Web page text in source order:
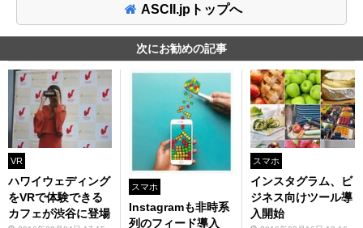
ASCII.jpトップへ
次にお勧めの記事
VR
ハワイウェディング
をVRで体験できる
カフェが渋谷に登場
スマホ
Instagramも非時系
列のフィード導入
スマホ
インスタグラム、ビ
ジネス向けツール導
入開始